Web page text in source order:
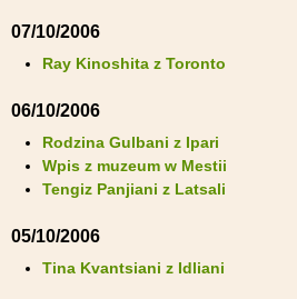
07/10/2006
Ray Kinoshita z Toronto
06/10/2006
Rodzina Gulbani z Ipari
Wpis z muzeum w Mestii
Tengiz Panjiani z Latsali
05/10/2006
Tina Kvantsiani z Idliani